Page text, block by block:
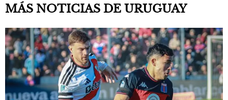
MÁS NOTICIAS DE URUGUAY